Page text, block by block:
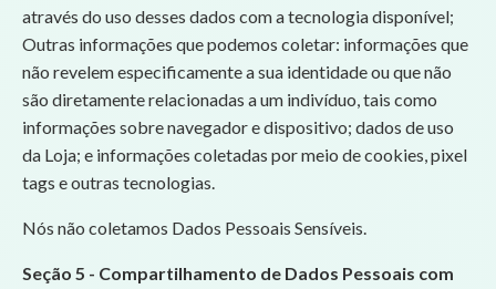
através do uso desses dados com a tecnologia disponível;
Outras informações que podemos coletar: informações que
não revelem especificamente a sua identidade ou que não
são diretamente relacionadas a um indivíduo, tais como
informações sobre navegador e dispositivo; dados de uso
da Loja; e informações coletadas por meio de cookies, pixel
tags e outras tecnologias.
Nós não coletamos Dados Pessoais Sensíveis.
Seção 5 - Compartilhamento de Dados Pessoais com